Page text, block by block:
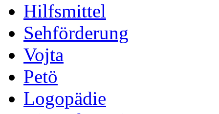
Hilfsmittel
Sehförderung
Vojta
Petö
Logopädie